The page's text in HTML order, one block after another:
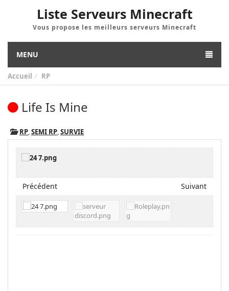
Liste Serveurs Minecraft
Vous propose les meilleurs serveurs Minecraft
MENU
Accueil RP
Life Is Mine
RP,SEMI RP,SURVIE
Précédent Suivant